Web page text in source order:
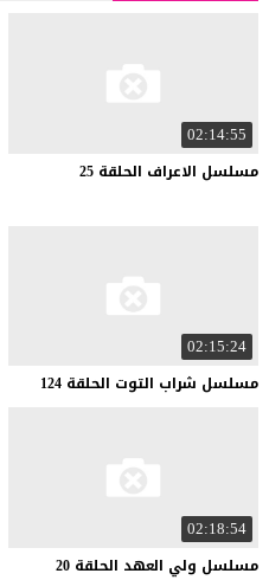
02:14:55
مسلسل الاعراف الحلقة 25
02:15:24
مسلسل شراب التوت الحلقة 124
02:18:54
مسلسل ولي العهد الحلقة 20